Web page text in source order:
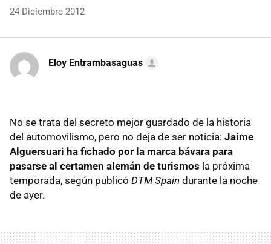
24 Diciembre 2012
Eloy Entrambasaguas
No se trata del secreto mejor guardado de la historia
del automovilismo, pero no deja de ser noticia: Jaime
Alguersuari ha fichado por la marca bávara para
pasarse al certamen alemán de turismos la próxima
temporada, según publicó DTMSpain durante la noche
de ayer.